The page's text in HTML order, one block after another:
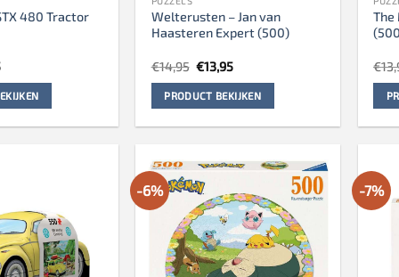
480 Tractor
Huidige
is:
€6,95.
Welterusten – Jan van
Haasteren Expert (500)
€14,95 Oorspronkelijke
prijs
was:
€14,95.
€13,95Huidige
is:
€13,95.
PRODUCT BEKIJKEN
The
€
-6% -7%